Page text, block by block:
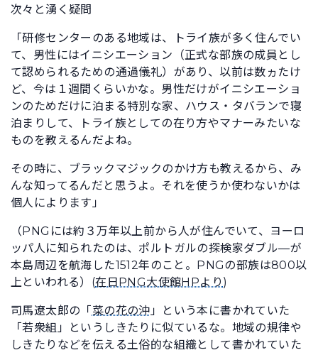
次々と湧く疑問
「研修センターのある地域は、トライ族が多く住んでい
て、男性にはイニシエーション（正式な部族の成員とし
て認められるための通過儀礼）があり、以前は数ヵたけ
ど、今は１週間くらいかな。男性だけがイニシエーショ
ンのためだけに泊まる特別な家、ハウス・タバランで寝
泊まりして、トライ族としての在り方やマナーみたいな
ものを教えるんだよね。
その時に、ブラックマジックのかけ方も教えるから、み
んな知ってるんだと思うよ。それを使うか使わないかは
個人によります」
（PNGには約３万年以上前から人が住んでいて、ヨーロ
ッパ人に知られたのは、ポルトガルの探検家ダブル—が
本島周辺を航海した1512年のこと。PNGの部族は800以
上といわれる）(在日PNG大使館HPより )
司馬遼太郎の「菜の花の沖」という本に書かれていた
「若衆組」というしきたりに似ているな。地域の規律や
しきたりなどを伝える土俗的な組織として書かれていた